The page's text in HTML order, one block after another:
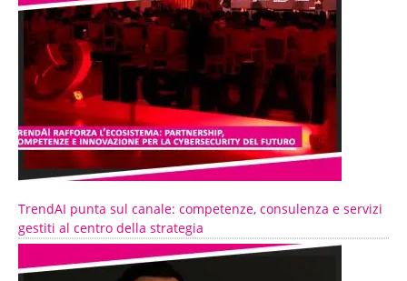
TrendAI punta sul canale: competenze, consulenza e servizi
gestiti al centro della strategia